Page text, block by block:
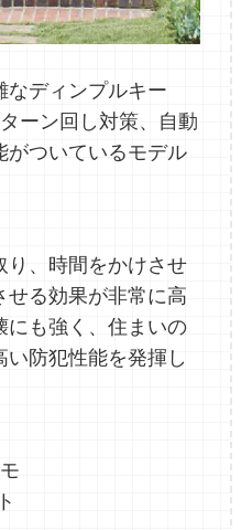
なディンプルキー
ーン回し対策、自動
がついているモデル
り、時間をかけさせ
せる効果が非常に高
にも強く、住まいの
防犯性能を発揮し